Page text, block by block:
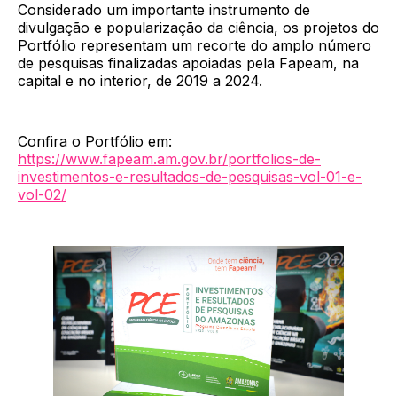
Considerado um importante instrumento de
divulgação e popularização da ciência, os projetos do
Portfólio representam um recorte do amplo número
de pesquisas finalizadas apoiadas pela Fapeam, na
capital e no interior, de 2019 a 2024.
Confira o Portfólio em:
https://www.fapeam.am.gov.br/portfolios-de-
investimentos-e-resultados-de-pesquisas-vol-01-e-
vol-02/